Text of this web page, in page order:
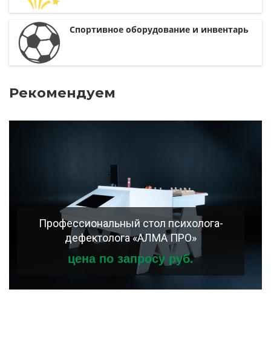
Спортивное оборудование и инвентарь
Рекомендуем
Профессиональный стол психолога-
дефектолога «АЛМА ПРО»
цена по запросу руб.